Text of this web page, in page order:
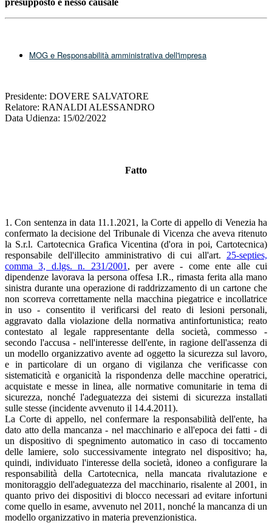
MOG e Responsabilità amministrativa dell'impresa
Presidente: DOVERE SALVATORE
Relatore: RANALDI ALESSANDRO
Data Udienza: 15/02/2022
Fatto
1. Con sentenza in data 11.1.2021, la Corte di appello di Venezia ha
confermato la decisione del Tribunale di Vicenza che aveva ritenuto
la S.r.l. Cartotecnica Grafica Vicentina (d'ora in poi, Cartotecnica)
responsabile dell'illecito amministrativo di cui all'art. 25-septies,
comma 3, d.lgs. n. 231/2001 , per avere - come ente alle cui
dipendenze lavorava la persona offesa I.R., rimasta ferita alla mano
sinistra durante una operazione di raddrizzamento di un cartone che
non scorreva correttamente nella macchina piegatrice e incollatrice
in uso - consentito il verificarsi del reato di lesioni personali,
aggravato dalla violazione della normativa antinfortunistica; reato
contestato al legale rappresentante della società, commesso -
secondo l'accusa - nell'interesse dell'ente, in ragione dell'assenza di
un modello organizzativo avente ad oggetto la sicurezza sul lavoro,
e in particolare di un organo di vigilanza che verificasse con
sistematicità e organicità la rispondenza delle macchine operatrici,
acquistate e messe in linea, alle normative comunitarie in tema di
sicurezza, nonché l'adeguatezza dei sistemi di sicurezza installati
sulle stesse (incidente avvenuto il 14.4.2011).
La Corte di appello, nel confermare la responsabilità dell'ente, ha
dato atto della mancanza - nel macchinario e all'epoca dei fatti - di
un dispositivo di spegnimento automatico in caso di toccamento
delle lamiere, solo successivamente integrato nel dispositivo; ha,
quindi, individuato l'interesse della società, idoneo a configurare la
responsabilità della Cartotecnica, nella mancata rivalutazione e
monitoraggio dell'adeguatezza del macchinario, risalente al 2001, in
quanto privo dei dispositivi di blocco necessari ad evitare infortuni
come quello in esame, avvenuto nel 2011, nonché la mancanza di un
modello organizzativo in materia prevenzionistica.